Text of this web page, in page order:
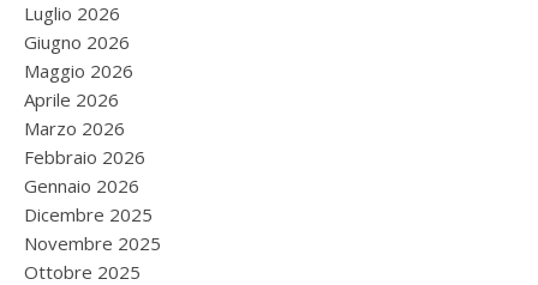
Luglio 2026
Giugno 2026
Maggio 2026
Aprile 2026
Marzo 2026
Febbraio 2026
Gennaio 2026
Dicembre 2025
Novembre 2025
Ottobre 2025